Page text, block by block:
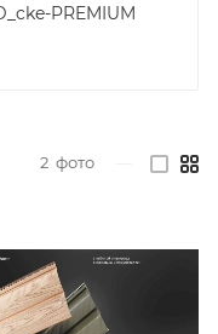
PREMIUM
2 фото